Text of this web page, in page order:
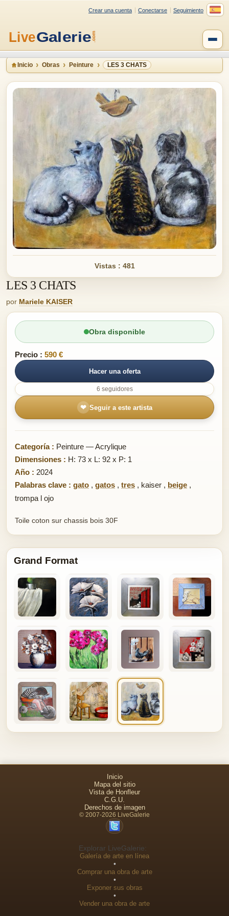
Crear una cuenta Conectarse Seguimiento
Inicio Obras Peinture LES 3 CHATS
Vistas : 481
LES 3 CHATS
por Mariele KAISER
Obra disponible
Precio : 590 €
Hacer una oferta
6 seguidores
❤ Seguir a este artista
Categoría : Peinture — Acrylique
Dimensiones : H: 73 x L: 92 x P: 1
Año : 2024
Palabras clave : gato , gatos , tres , kaiser , beige ,
trompa l ojo
Toile coton sur chassis bois 30F
Grand Format
Inicio
Mapa del sitio
Vista de Honfleur
C.G.U.
Derechos de imagen
© 2007-2026 LiveGalerie
Explorar LiveGalerie:
Galería de arte en línea
•
Comprar una obra de arte
•
Exponer sus obras
•
Vender una obra de arte